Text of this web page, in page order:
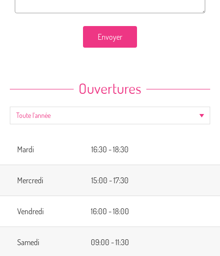
Envoyer
Ouvertures
Mardi 16:30 - 18:30
Mercredi 15:00 - 17:30
Vendredi 16:00 - 18:00
Samedi 09:00 - 11:30